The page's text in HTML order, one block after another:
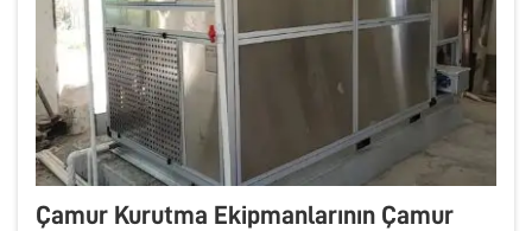
Çamur Kurutma Ekipmanlarının Çamur